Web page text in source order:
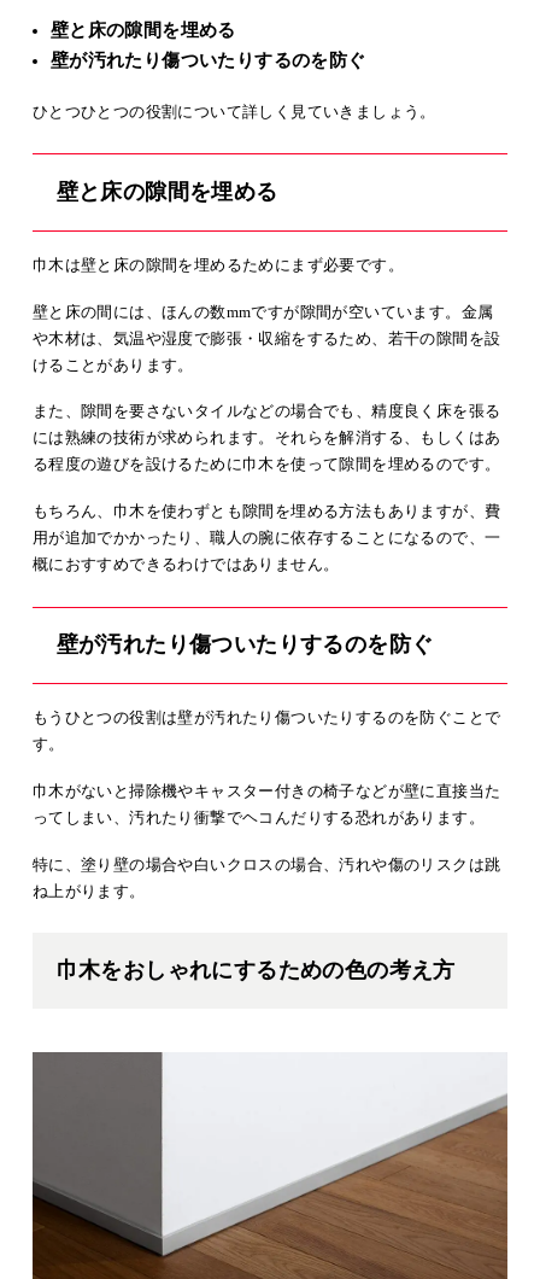
壁と床の隙間を埋める
壁が汚れたり傷ついたりするのを防ぐ
ひとつひとつの役割について詳しく見ていきましょう。
壁と床の隙間を埋める
巾木は壁と床の隙間を埋めるためにまず必要です。
壁と床の間には、ほんの数mmですが隙間が空いています。金属
や木材は、気温や湿度で膨張・収縮をするため、若干の隙間を設
けることがあります。
また、隙間を要さないタイルなどの場合でも、精度良く床を張る
には熟練の技術が求められます。それらを解消する、もしくはあ
る程度の遊びを設けるために巾木を使って隙間を埋めるのです。
もちろん、巾木を使わずとも隙間を埋める方法もありますが、費
用が追加でかかったり、職人の腕に依存することになるので、一
概におすすめできるわけではありません。
壁が汚れたり傷ついたりするのを防ぐ
もうひとつの役割は壁が汚れたり傷ついたりするのを防ぐことで
す。
巾木がないと掃除機やキャスター付きの椅子などが壁に直接当た
ってしまい、汚れたり衝撃でヘコんだりする恐れがあります。
特に、塗り壁の場合や白いクロスの場合、汚れや傷のリスクは跳
ね上がります。
巾木をおしゃれにするための色の考え方